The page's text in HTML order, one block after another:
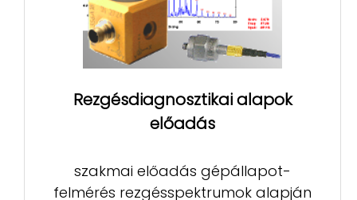
Rezgésdiagnosztikai alapok
előadás
szakmai előadás gépállapot-
felmérés rezgésspektrumok alapján